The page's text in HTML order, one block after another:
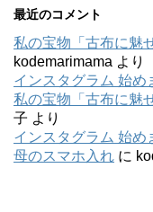
最近のコメント
私の宝物「古布に魅
kodemarimama より
インスタグラム 始め
私の宝物「古布に魅
子 より
インスタグラム 始め
母のスマホ入れ に